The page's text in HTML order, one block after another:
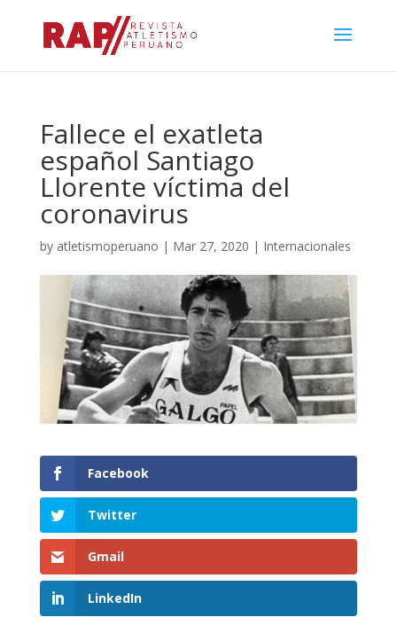
Fallece el exatleta
español Santiago
Llorente víctima del
coronavirus
by atletismoperuano | Mar 27, 2020 | Internacionales
Facebook
Twitter
Gmail
LinkedIn